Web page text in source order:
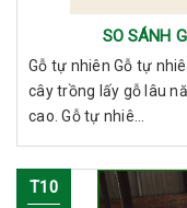
SO SÁNH
Gỗ tự nhiên Gỗ tự
cây trồng lấy gỗ lâu
cao. Gỗ tự nhiê...
T10